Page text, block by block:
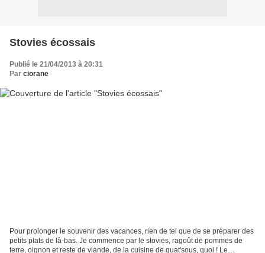
Stovies écossais
Publié le 21/04/2013 à 20:31
Par ciorane
Pour prolonger le souvenir des vacances, rien de tel que de se préparer des
petits plats de là-bas. Je commence par le stovies, ragoût de pommes de
terre, oignon et reste de viande, de la cuisine de quat'sous, quoi ! Le